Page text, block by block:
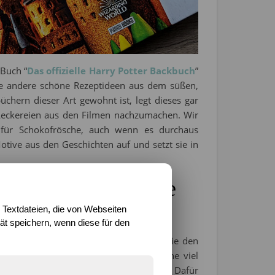
“Das offizielle Harry Potter Backbuch”
schöne Rezeptideen aus dem süßen,
dieser Art gewohnt ist, legt dieses gar
aus den Filmen nachzumachen. Wir
Schokofrösche, auch wenn es durchaus
aus den Geschichten auf und setzt sie in
über leckere
Desserts
unterteilt und mit Blitzen markiert, die den
ganz einfach und schnell und ohne viel
schon ordentlich Zeit einplanen sollte. Dafür
die von Webseiten
speichern, wenn diese für den